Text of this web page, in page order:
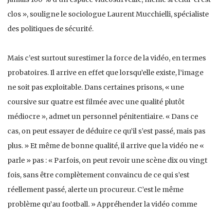
clos », souligne le sociologue Laurent Mucchielli, spécialiste
des politiques de sécurité.
Mais c’est surtout surestimer la force de la vidéo, en termes
probatoires. Il arrive en effet que lorsqu’elle existe, l’image
ne soit pas exploitable. Dans certaines prisons, « une
coursive sur quatre est filmée avec une qualité plu­tôt
médiocre », admet un personnel pénitentiaire. « Dans ce
cas, on peut essayer de déduire ce qu’il s’est passé, mais pas
plus. » Et même de bonne qualité, il arrive que la vidéo ne «
parle » pas : « Parfois, on peut revoir une scène dix ou vingt
fois, sans être complètement convaincu de ce qui s’est
réellement passé, alerte un procureur. C’est le même
problème qu’au football. » Appréhender la vidéo comme